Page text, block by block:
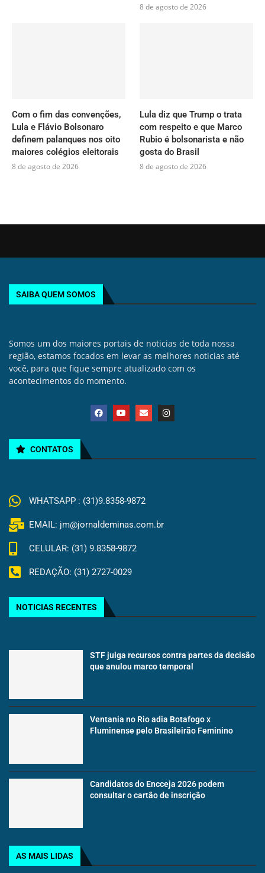
8 de agosto de 2026
Com o fim das convenções,
Lula e Flávio Bolsonaro
definem palanques nos oito
maiores colégios eleitorais
8 de agosto de 2026
Lula diz que Trump o trata
com respeito e que Marco
Rubio é bolsonarista e não
gosta do Brasil
8 de agosto de 2026
SAIBA QUEM SOMOS
Somos um dos maiores portais de noticias de toda nossa
região, estamos focados em levar as melhores noticias até
você, para que fique sempre atualizado com os
acontecimentos do momento.
CONTATOS
WHATSAPP : (31)9.8358-9872
EMAIL: jm@jornaldeminas.com.br
CELULAR: (31) 9.8358-9872
REDAÇÃO: (31) 2727-0029
NOTICIAS RECENTES
STF julga recursos contra partes da decisão
que anulou marco temporal
Ventania no Rio adia Botafogo x
Fluminense pelo Brasileirão Feminino
Candidatos do Encceja 2026 podem
consultar o cartão de inscrição
AS MAIS LIDAS